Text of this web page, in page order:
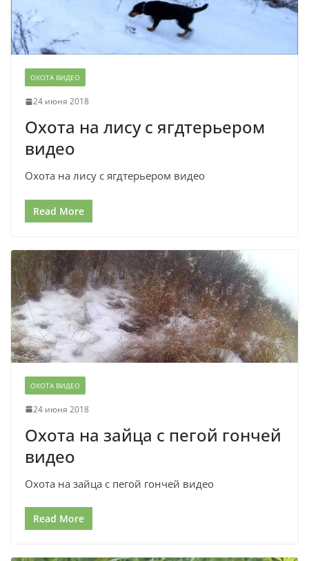
ОХОТА ВИДЕО
24 июня 2018
Охота на лису с ягдтерьером
видео
Охота на лису с ягдтерьером видео
Read More
ОХОТА ВИДЕО
24 июня 2018
Охота на зайца с пегой гончей
видео
Охота на зайца с пегой гончей видео
Read More